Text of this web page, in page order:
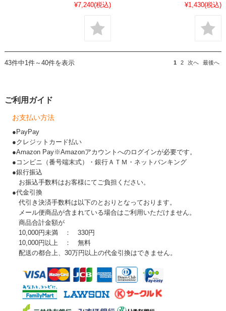
¥7,240(税込) ¥1,430(税込)
43件中1件～40件を表示 1 2 次へ 最後へ
ご利用ガイド
お支払い方法
●PayPay
●クレジットカード払い
●Amazon Pay※Amazonアカウントへのログインが必要です。
●コンビニ（番号端末式）・銀行ＡＴＭ・ネットバンキング
●銀行振込
お振込手数料はお客様にてご負担ください。
●代金引換
代引き決済手数料は以下のとおりとなっております。
メール便商品が含まれている場合はご利用いただけません。
商品合計金額が
10,000円未満 ： 330円
10,000円以上 ： 無料
配送の都合上、30万円以上の代金引換はできません。